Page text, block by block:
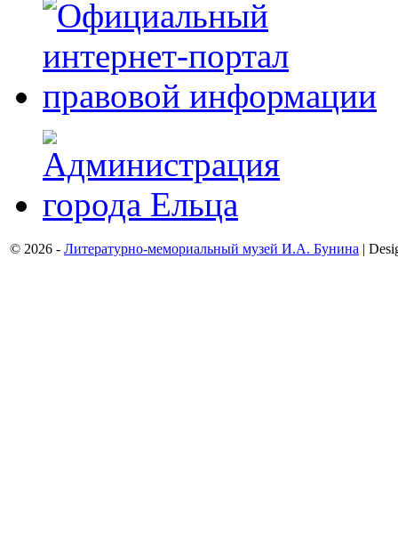
© 2026 - Литературно-мемориальный музей И.А. Бунина |